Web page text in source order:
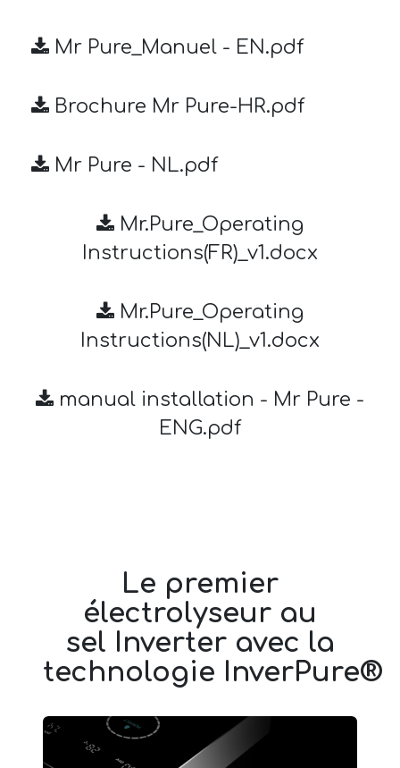
Mr Pure_Manuel - EN.pdf
Brochure Mr Pure-HR.pdf
Mr Pure - NL.pdf
Mr.Pure_Operating
Instructions(FR)_v1.docx
Mr.Pure_Operating
Instructions(NL)_v1.docx
manual installation - Mr Pure -
ENG.pdf
Le premier
électrolyseur au
sel Inverter avec la
technologie InverPure®